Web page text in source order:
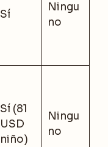
Sí
Ningu
no
Sí (81
USD
niño)
Ningu
no